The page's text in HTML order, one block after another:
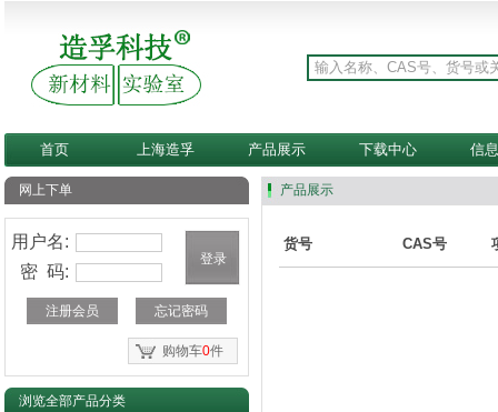
首页 上海造孚 产品展示 下载中心 信
网上下单
用户名:
密 码:
注册会员 忘记密码
购物车0件
浏览全部产品分类
产品展示
货号 CAS号